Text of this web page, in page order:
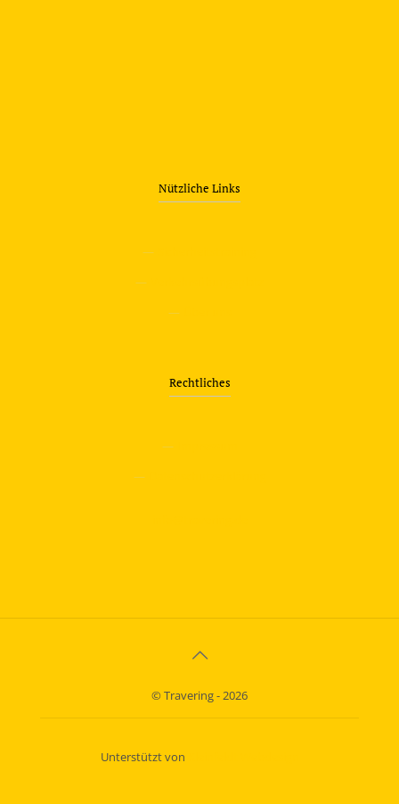
Nützliche Links
—
—
—
Rechtliches
—
—
© Travering - 2026
Unterstützt von